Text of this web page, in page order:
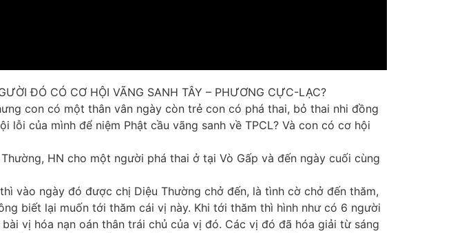
ĐÓ CÓ CƠ HỘI VÃNG SANH TÂY – PHƯƠNG CỰC-LẠC?
con có một thân vân ngày còn trẻ con có phá thai, bỏ thai nhi đồng
của mình để niệm Phật cầu vãng sanh về TPCL? Và con có cơ hội
HN cho một người phá thai ở tại Vò Gấp và đến ngày cuối cùng
vào ngày đó được chị Diệu Thường chở đến, là tình cờ chở đến thăm,
biết lại muốn tới thăm cái vị này. Khi tới thăm thì hình như có 6 người
vị hóa nạn oán thân trái chủ của vị đó. Các vị đó đã hóa giải từ sáng